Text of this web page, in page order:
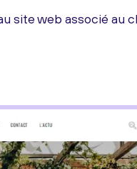
site web associé au